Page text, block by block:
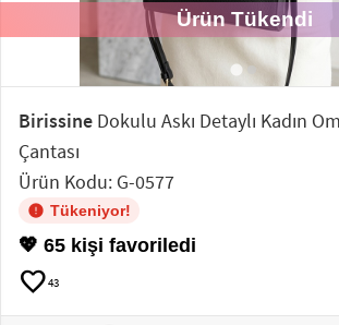
Tunik
Sweatshirt
Ürün Tükendi
Birissine Dokulu Askı Detaylı Kadın
Çantası
Ürün Kodu: G-0577
Tükeniyor!
💖 65 kişi favoriledi
favorite43